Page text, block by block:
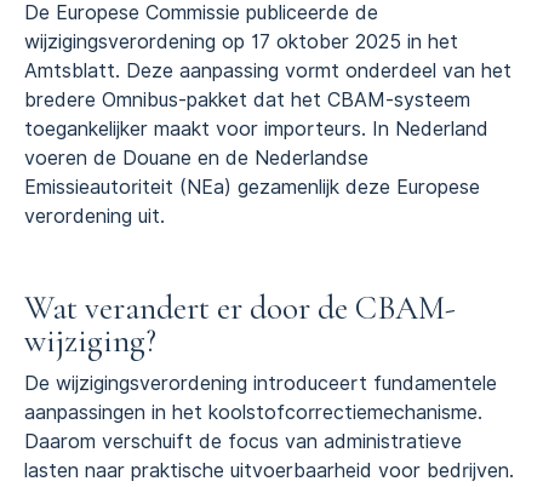
De Europese Commissie publiceerde de
wijzigingsverordening op 17 oktober 2025 in het
Amtsblatt. Deze aanpassing vormt onderdeel van het
bredere Omnibus-pakket dat het CBAM-systeem
toegankelijker maakt voor importeurs. In Nederland
voeren de Douane en de Nederlandse
Emissieautoriteit (NEa) gezamenlijk deze Europese
verordening uit.
Wat verandert er door de CBAM-
wijziging?
De wijzigingsverordening introduceert fundamentele
aanpassingen in het koolstofcorrectiemechanisme.
Daarom verschuift de focus van administratieve
lasten naar praktische uitvoerbaarheid voor bedrijven.